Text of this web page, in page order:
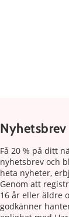
Nyhetsbrev
Få 20 % på ditt
nyhetsbrev och
heta nyheter,
Genom att
16 år eller äldre
godkänner